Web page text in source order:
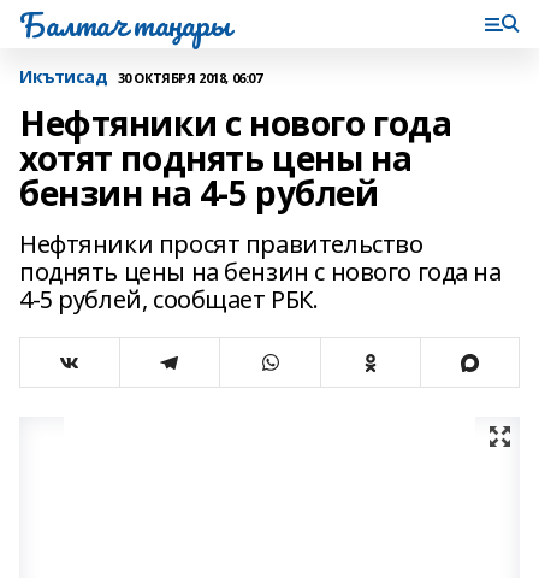
Балтач таңнары
Икътисад 30 ОКТЯБРЯ 2018, 06:07
Нефтяники с нового года
хотят поднять цены на
бензин на 4-5 рублей
Нефтяники просят правительство
поднять цены на бензин с нового года на
4-5 рублей, сообщает РБК.